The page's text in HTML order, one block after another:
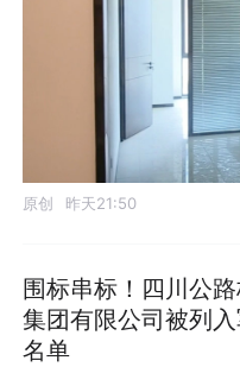
原创 昨天21:50
围标串标！四川公
集团有限公司被列
名单